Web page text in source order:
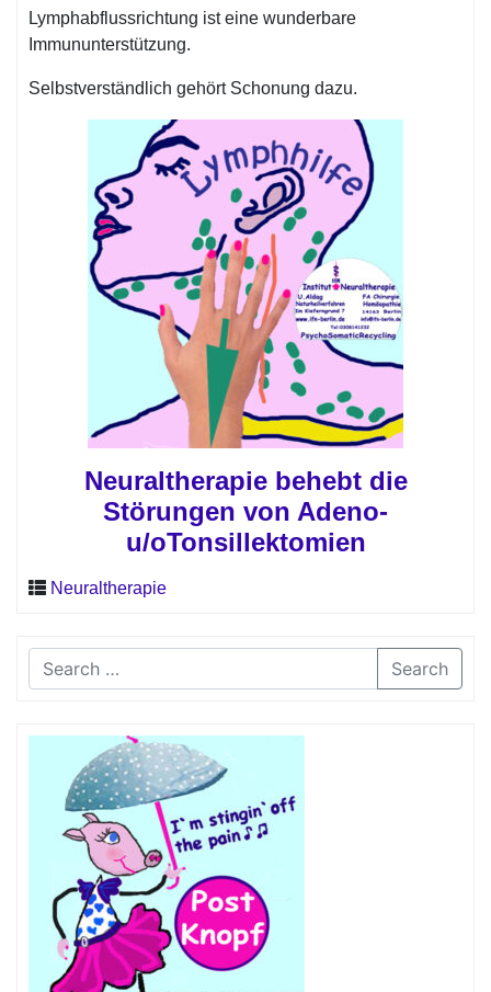
Lymphabflussrichtung ist eine wunderbare
Immununterstützung.
Selbstverständlich gehört Schonung dazu.
Neuraltherapie behebt die
Störungen von Adeno-
u/oTonsillektomien
Neuraltherapie
Search